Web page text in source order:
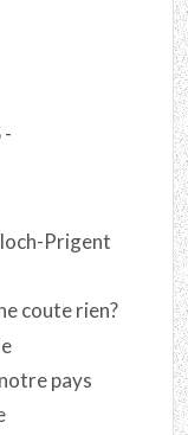
-
Prigent
coute rien?
pays